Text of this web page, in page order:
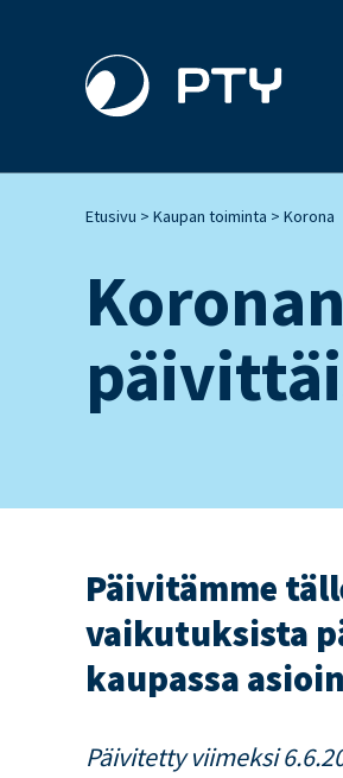
Etusivu > Kaupan toiminta > Korona
Päivitämme
vaikutuksista
kaupassa
Päivitetty viimeksi